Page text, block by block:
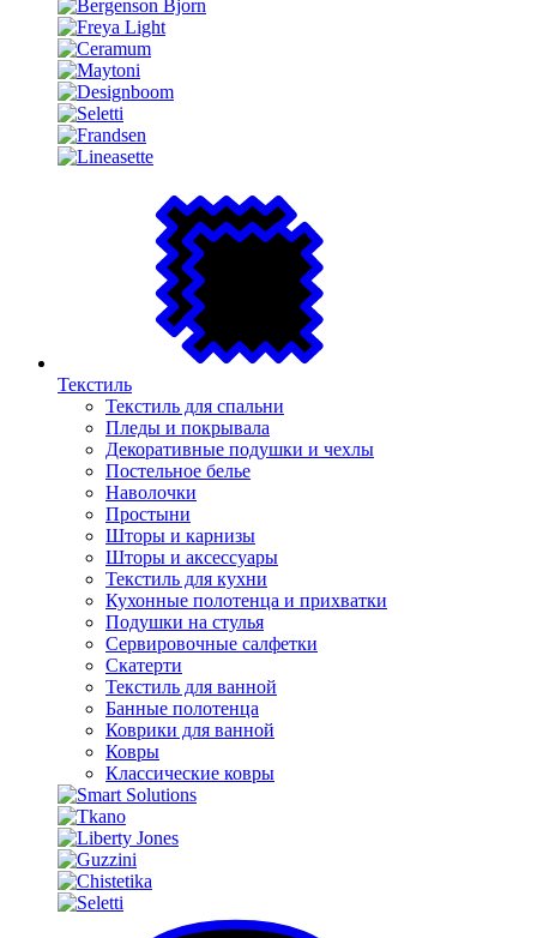
Текстиль
Текстиль для спальни
Пледы и покрывала
Декоративные подушки и чехлы
Постельное белье
Наволочки
Простыни
Шторы и карнизы
Шторы и аксессуары
Текстиль для кухни
Кухонные полотенца и прихватки
Подушки на стулья
Сервировочные салфетки
Скатерти
Текстиль для ванной
Банные полотенца
Коврики для ванной
Ковры
Классические ковры